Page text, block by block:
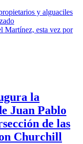
y alguaciles
Martínez, esta vez por
la
Juan Pablo
de las
Churchill